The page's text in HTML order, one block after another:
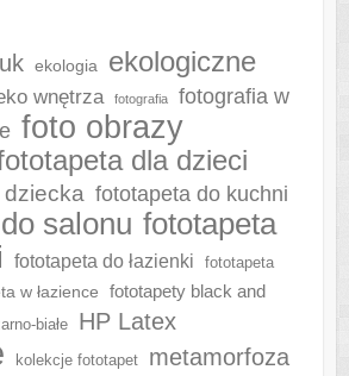
ekologia
ekologiczne
wnętrza fotografia
fotografia w
foto obrazy
dla dzieci
fototapeta do kuchni
salonu fototapeta
fototapeta do łazienki
fototapeta
w łazience
fototapety black and
białe HP Latex
kolekcje fototapet metamorfoza